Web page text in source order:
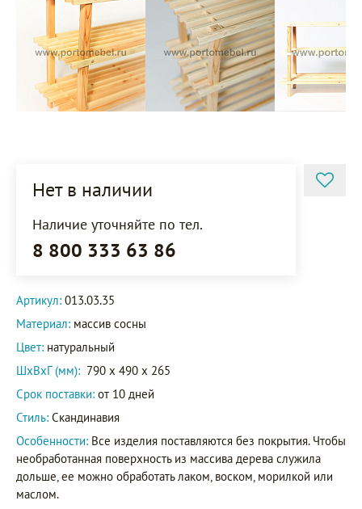
Нет в наличии
Наличие уточняйте по тел.
8 800 333 63 86
Артикул: 013.03.35
Материал: массив сосны
Цвет: натуральный
ШxВxГ (мм): 790 x 490 x 265
Срок поставки: от 10 дней
Стиль: Скандинавия
Особенности: Все изделия поставляются без покрытия. Чтобы
необработанная поверхность из массива дерева служила
дольше, ее можно обработать лаком, воском, морилкой или
маслом.